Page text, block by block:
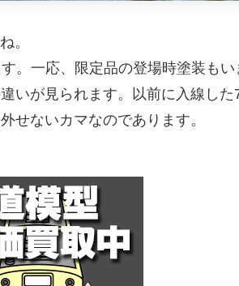
。
。一応、限定品の登場時塗装もい
いが見られます。以前に入線し
せないカマなのであります。